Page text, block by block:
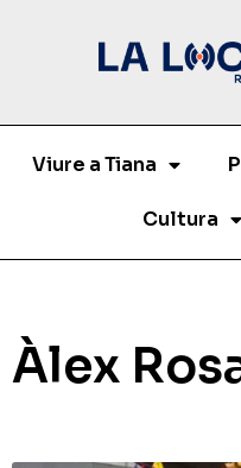
Viure a Tiana
Cultura
Àlex